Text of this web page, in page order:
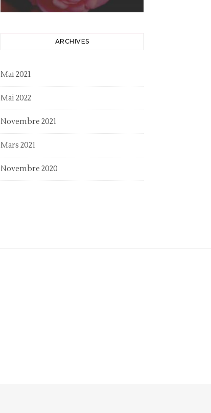
ARCHIVES
Mai 2021
Mai 2022
Novembre 2021
Mars 2021
Novembre 2020